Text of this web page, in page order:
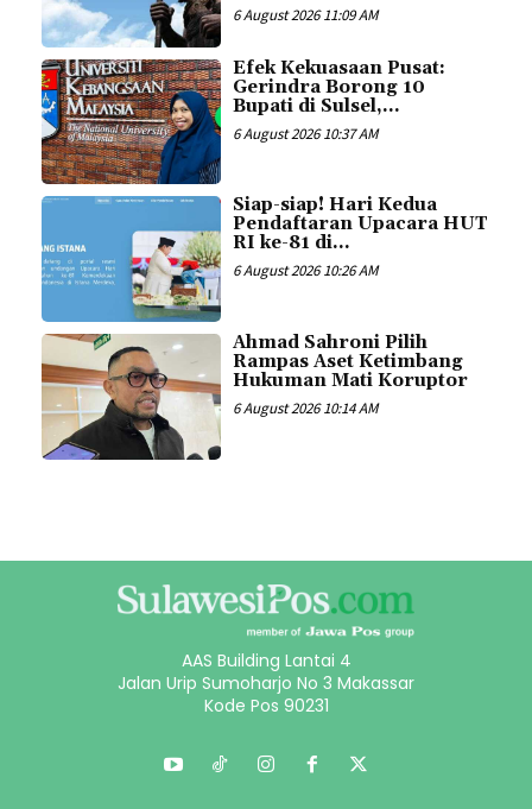
6 August 2026 11:09 AM
Efek Kekuasaan Pusat:
Gerindra Borong 10
Bupati di Sulsel,...
6 August 2026 10:37 AM
Siap-siap! Hari Kedua
Pendaftaran Upacara HUT
RI ke-81 di...
6 August 2026 10:26 AM
Ahmad Sahroni Pilih
Rampas Aset Ketimbang
Hukuman Mati Koruptor
6 August 2026 10:14 AM
AAS Building Lantai 4
Jalan Urip Sumoharjo No 3 Makassar
Kode Pos 90231